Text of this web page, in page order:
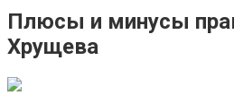
Плюсы и минусы
Хрущева